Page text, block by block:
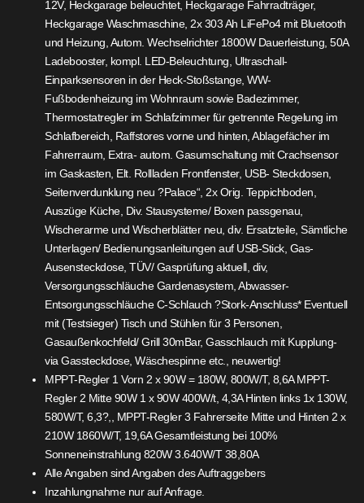
12V, Heckgarage beleuchtet, Heckgarage Fahrradträger,
Heckgarage Waschmaschine, 2x 303 Ah LiFePo4 mit Bluetooth
und Heizung, Autom. Wechselrichter 1800W Dauerleistung, 50A
Ladebooster, kompl. LED-Beleuchtung, Ultraschall-
Einparksensoren in der Heck-Stoßstange, WW-
Fußbodenheizung im Wohnraum sowie Badezimmer,
Thermostatregler im Schlafzimmer für getrennte Regelung im
Schlafbereich, Raffstores vorne und hinten, Ablagefächer im
Fahrerraum, Extra- autom. Gasumschaltung mit Crachsensor
im Gaskasten, Elt. Rollladen Frontfenster, USB- Steckdosen,
Seitenverdunklung neu ?Palace“, 2x Orig. Teppichboden,
Auszüge Küche, Div. Stausysteme/ Boxen passgenau,
Wischerarme und Wischerblätter neu, div. Ersatzteile, Sämtliche
Unterlagen/ Bedienungsanleitungen auf USB-Stick, Gas-
Ausensteckdose, TÜV/ Gasprüfung aktuell, div,
Versorgungsschläuche Gardenasystem, Abwasser-
Entsorgungsschläuche C-Schlauch ?Stork-Anschluss* Eventuell
mit (Testsieger) Tisch und Stühlen für 3 Personen,
Gasaußenkochfeld/ Grill 30mBar, Gasschlauch mit Kupplung-
via Gassteckdose, Wäschespinne etc., neuwertig!
MPPT-Regler 1 Vorn 2 x 90W = 180W, 800W/T, 8,6A MPPT-
Regler 2 Mitte 90W 1 x 90W 400W/t, 4,3A Hinten links 1x 130W,
580W/T, 6,3?,, MPPT-Regler 3 Fahrerseite Mitte und Hinten 2 x
210W 1860W/T, 19,6A Gesamtleistung bei 100%
Sonneneinstrahlung 820W 3.640W/T 38,80A
Alle Angaben sind Angaben des Auftraggebers
Inzahlungnahme nur auf Anfrage.